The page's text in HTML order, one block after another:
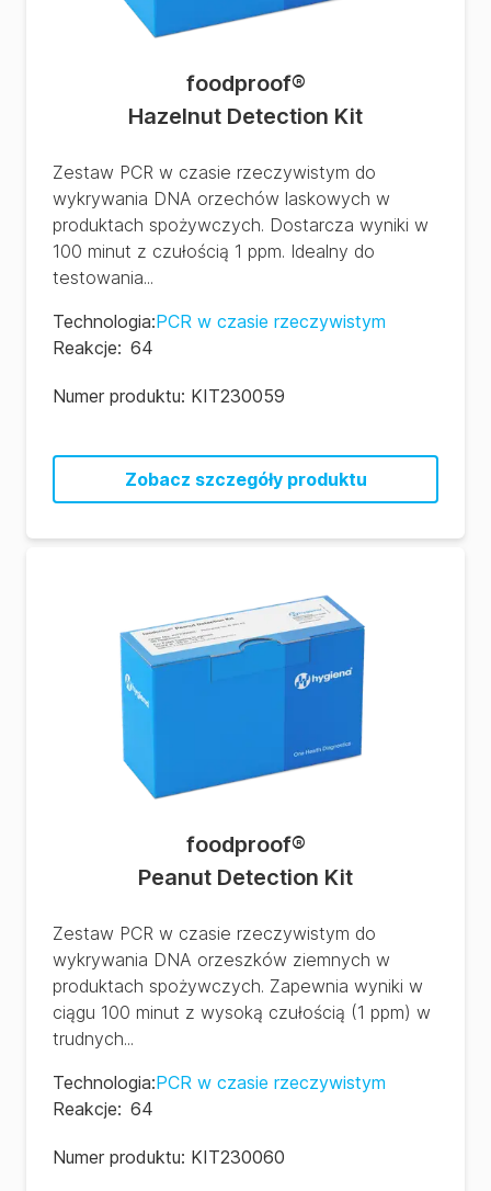
foodproof®
Hazelnut Detection Kit
Zestaw PCR w czasie rzeczywistym do
wykrywania DNA orzechów laskowych w
produktach spożywczych. Dostarcza wyniki w
100 minut z czułością 1 ppm. Idealny do
testowania...
Technologia:PCR w czasie rzeczywistym
Reakcje: 64
Numer produktu: KIT230059
Zobacz szczegóły produktu
foodproof®
Peanut Detection Kit
Zestaw PCR w czasie rzeczywistym do
wykrywania DNA orzeszków ziemnych w
produktach spożywczych. Zapewnia wyniki w
ciągu 100 minut z wysoką czułością (1 ppm) w
trudnych...
Technologia:PCR w czasie rzeczywistym
Reakcje: 64
Numer produktu: KIT230060